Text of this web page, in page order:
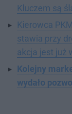
Kluczem są
Kierowca
stawia przy
akcja jest już
Kolejny
wydało